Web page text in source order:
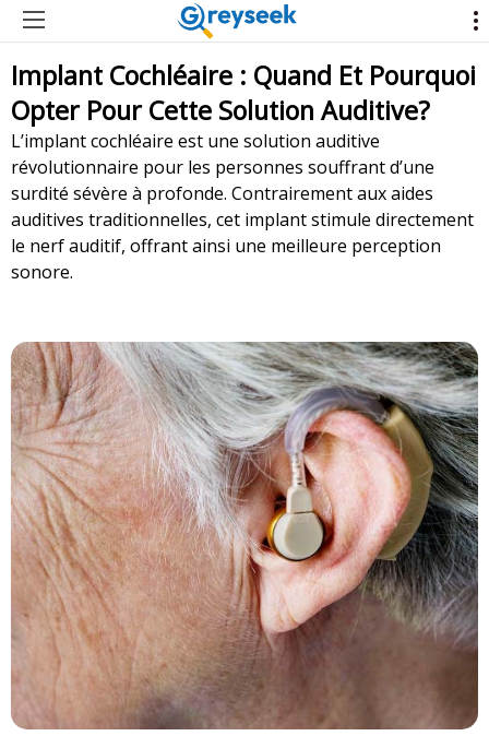
Implant Cochléaire : Quand Et Pourquoi
Opter Pour Cette Solution Auditive?
L’implant cochléaire est une solution auditive
révolutionnaire pour les personnes souffrant d’une
surdité sévère à profonde. Contrairement aux aides
auditives traditionnelles, cet implant stimule directement
le nerf auditif, offrant ainsi une meilleure perception
sonore.